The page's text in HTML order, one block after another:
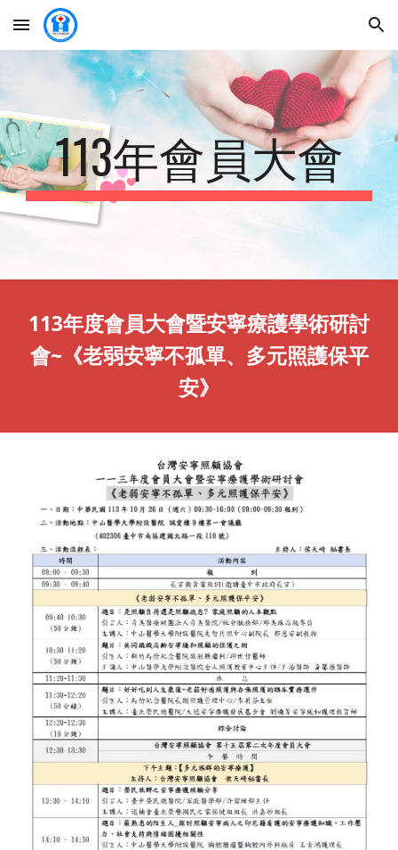
Skip to main content Skip to navigation
113年會員大會
113年度會員大會暨安寧療護學術研討
會~《老弱安寧不孤單、多元照護保平
安》